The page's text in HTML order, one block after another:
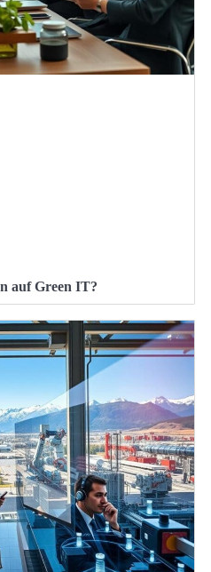
auf Green IT?